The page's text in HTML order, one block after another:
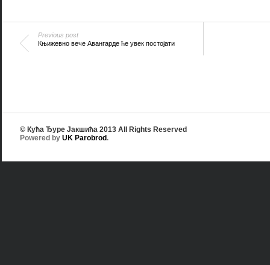
Previous post
Књижевно вече Авангарде ће увек постојати
© Кућа Ђуре Јакшића 2013 All Rights Reserved
Powered by UK Parobrod.